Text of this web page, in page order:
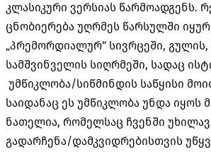
კლასიკური ვერსიას წარმოადგენს.
ცნობიერება უღრმეს წარსულში
„პრემორდიალურ“ სივრცეში,
სამშვინველის სიღრმეში, სადაც
უმწიკლობა/სიწმინდის საწყისი
საიდანაც ეს უმწიკლობა უნდა იყოს
ნათელია, რომელსაც ჩვენში
გადარჩენა/დამკვიდრებისთვის